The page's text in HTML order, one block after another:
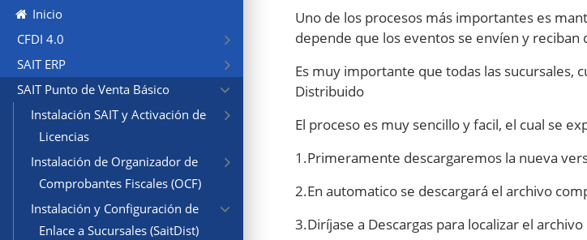
Inicio
CFDI 4.0
SAIT ERP
SAIT Punto de Venta Básico
Instalación SAIT y Activación de
Licencias
Instalación de Organizador de
Comprobantes Fiscales (OCF)
Instalación y Configuración de
Enlace a Sucursales (SaitDist)
Uno de los procesos más importantes es
depende que los eventos se envíen y reciban
Es muy importante que todas las sucursales,
Distribuido
El proceso es muy sencillo y facil, el cual se
1.Primeramente descargaremos la nueva
2.En automatico se descargará el archivo
3.Diríjase a Descargas para localizar el